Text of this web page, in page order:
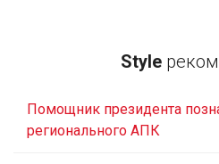
Style
Помощник президента
регионального АПК